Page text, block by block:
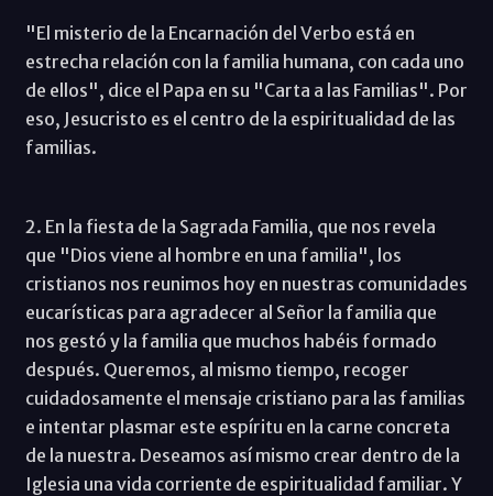
"El misterio de la Encarnación del Verbo está en
estrecha relación con la familia humana, con cada uno
de ellos", dice el Papa en su "Carta a las Familias". Por
eso, Jesucristo es el centro de la espiritualidad de las
familias.
2. En la fiesta de la Sagrada Familia, que nos revela
que "Dios viene al hombre en una familia", los
cristianos nos reunimos hoy en nuestras comunidades
eucarísticas para agradecer al Señor la familia que
nos gestó y la familia que muchos habéis formado
después. Queremos, al mismo tiempo, recoger
cuidadosamente el mensaje cristiano para las familias
e intentar plasmar este espíritu en la carne concreta
de la nuestra. Deseamos así mismo crear dentro de la
Iglesia una vida corriente de espiritualidad familiar. Y